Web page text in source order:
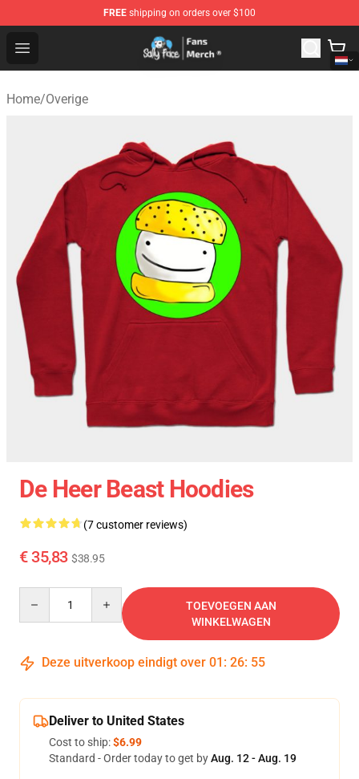
FREE shipping on orders over $100
Open menu
Sally Face Store - Official Sally Face Merchandise Shop
Home/Overige
De Heer Beast Hoodies
(7 customer reviews)
€ 35,83 $38.95
TOEVOEGEN AAN
WINKELWAGEN
Deze uitverkoop eindigt over 01 : 26: 54
Deliver to United States
Cost to ship:$6.99
Standard - Order today to get byAug. 12 - Aug. 19